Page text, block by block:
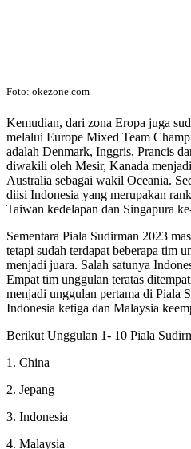
Foto: okezone.com
Kemudian, dari zona Eropa juga
melalui Europe Mixed Team
adalah Denmark, Inggris, Prancis
diwakili oleh Mesir, Kanada
Australia sebagai wakil Oceania.
diisi Indonesia yang merupakan
Taiwan kedelapan dan Singapura
Sementara Piala Sudirman 2023
tetapi sudah terdapat beberapa tim
menjadi juara. Salah satunya
Empat tim unggulan teratas
menjadi unggulan pertama di Piala
Indonesia ketiga dan Malaysia
Berikut Unggulan 1- 10 Piala
1. China
2. Jepang
3. Indonesia
4. Malaysia